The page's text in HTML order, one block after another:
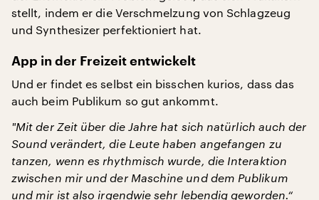
stellt, indem er die Verschmelzung von Schlagzeug
und Synthesizer perfektioniert hat.
App in der Freizeit entwickelt
Und er findet es selbst ein bisschen kurios, dass das
auch beim Publikum so gut ankommt.
"Mit der Zeit über die Jahre hat sich natürlich auch der
Sound verändert, die Leute haben angefangen zu
tanzen, wenn es rhythmisch wurde, die Interaktion
zwischen mir und der Maschine und dem Publikum
und mir ist also irgendwie sehr lebendig geworden.“